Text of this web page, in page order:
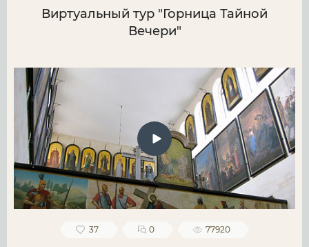
Виртуальный тур "Горница Тайной
Вечери"
37 0 77920